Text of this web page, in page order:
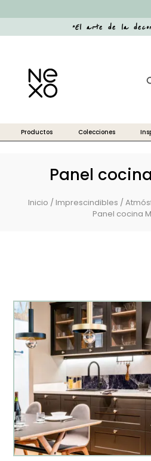
“El arte de la
Panel
Inicio / Imprescindibles /
Panel cocina